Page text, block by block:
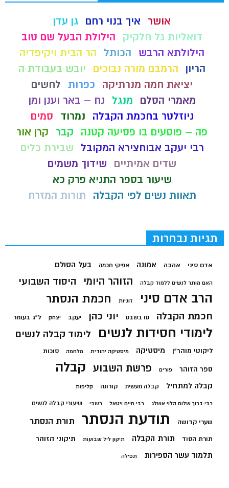
אושר איך בנוי רחם גן עדן
דואליות גל חלקיק
הילולת הבעל שם טוב
הילולתא הרבש
הכותל
הר הבית ויקיפדיה
הריון
הרמבם מורה נבוכים
יובש בעבודת ה
יציאת חמה מנרתיקה
כפרות לחשים
מאמרי הסלם
מנגל
נח – באר וענן ומן
ניוזלטר בחכמת הקבלה
נמרוד
סמים
פה – פוסעים בו פסיעה קטנה
קבר
קרן אור
רבי יעקב אבוחצירא המקובל
שבירת כלים
שדים אמיתיים
שידוך משמים
שיעור בספר התניא פרק כא
תאוות נשים לפי הקבלה
תורות המזרח
תגיות נבחרות
אדם סיני אהבה אמונה אפיקי חכמה בעל הסולם
האם מותר לנשים ללמוד קבלה הזוהר היומי היסוד השבועי
הרב אדם סיני זוגיות חכמת הנסתר
חכמת הקבלה טו בשבט יוני כהן יעקב יצחק ל"ג בעומר
לימודי חסידות לנשים לימוד קבלה לנשים
ליקוטי מוהר"ן מיסטיקה מיסטיקה יהודית מלחמה סוכות
ספר הזוהר פורים פרשת השבוע קבלה
קבלה למתחיל קבלה מעשית קורונה קליפות
רבי ברוך שלום הלוי אשלג רבי חיים ויטאל רשבי שיעורי קבלה לנשים
שערי קדושה תודעת הנסתר תורת הנסתר
תורת הסוד תורת הקבלה תיקון ליל שבועות תיקוני הזוהר
תלמוד עשר הספירות תפילה